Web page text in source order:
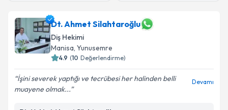
Dt. Ahmet Silahtaroğlu
Diş Hekimi
Manisa, Yunusemre
4.9 (10 Değerlendirme)
İşini severek yaptığı ve tecrübesi her halinden belli
muayene olmak...
Devamı